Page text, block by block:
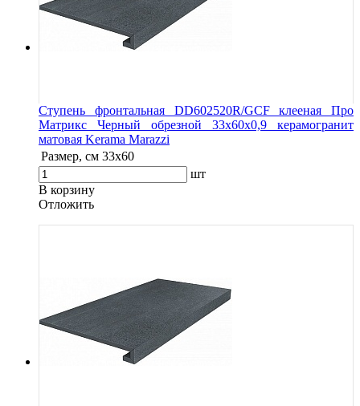
Ступень фронтальная DD602520R/GCF клееная Про
Матрикс Черный обрезной 33x60x0,9 керамогранит
матовая Kerama Marazzi
Размер, см 33x60
шт
В корзину
Oтложить